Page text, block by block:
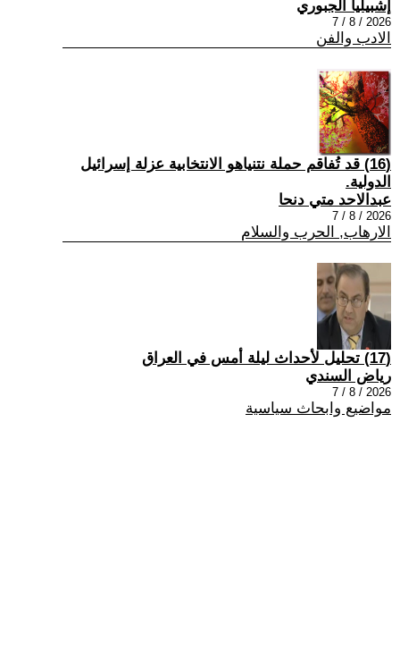
إشبيليا الجبوري
2026 / 8 / 7
الادب والفن
(16) قد تُفاقم حملة نتنياهو الانتخابية عزلة إسرائيل
الدولية.
عبدالاحد متي دنحا
2026 / 8 / 7
الارهاب, الحرب والسلام
(17) تحليل لأحداث ليلة أمس في العراق
رياض السندي
2026 / 8 / 7
مواضيع وابحاث سياسية